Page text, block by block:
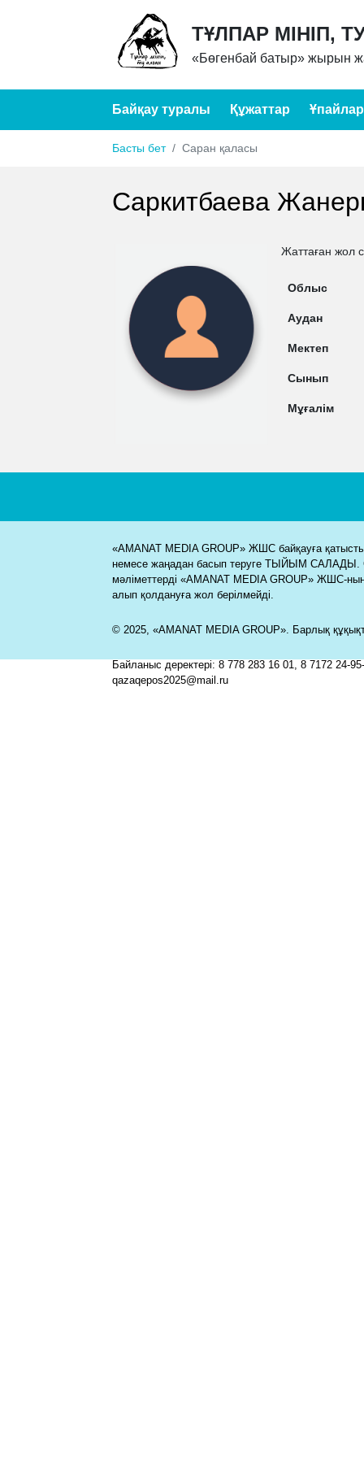
ТҰЛПАР МІНІП,
«Бөгенбай батыр» жырын
Байқау туралы Құжаттар Ұпайлар
Басты бет Саран қаласы
Саркитбаева
Жаттаған жол
Облыс
Аудан
Мектеп
Сынып
Мұғалім
«AMANAT MEDIA GROUP» ЖШС байқауға қатысты
немесе жаңадан басып теруге ТЫЙЫМ САЛАДЫ.
мәліметтерді «AMANAT MEDIA GROUP» ЖШС-
алып қолдануға жол берілмейді.
© 2025, «AMANAT MEDIA GROUP». Барлық
Байланыс деректері: 8 778 283 16 01, 8 7172 24-
qazaqepos2025@mail.ru